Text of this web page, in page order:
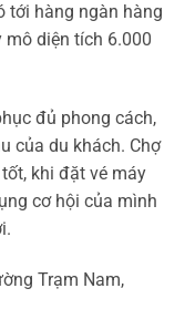
tới hàng ngàn hàng
mô diện tích 6.000
đủ phong cách,
của du khách. Chợ
khi đặt vé máy
cơ hội của mình
Trạm Nam,